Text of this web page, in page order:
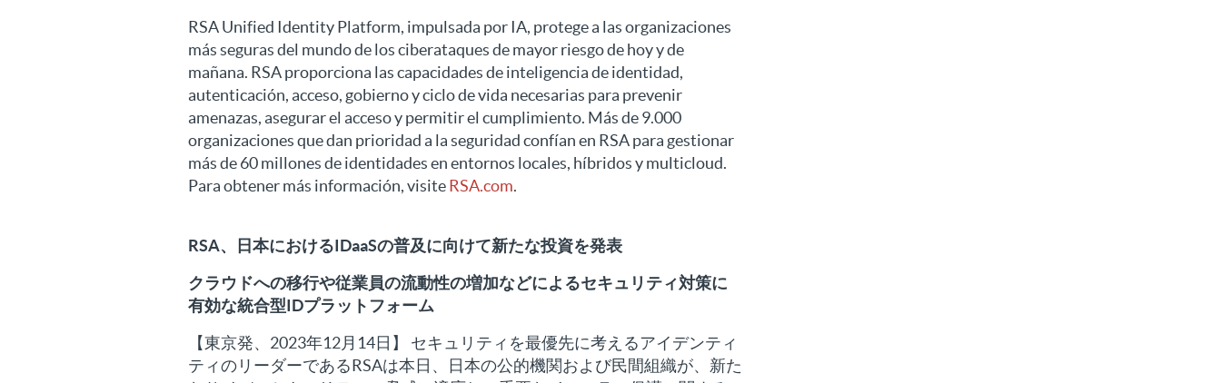
RSA Unified Identity Platform, impulsada por IA, protege a las organizaciones
más seguras del mundo de los ciberataques de mayor riesgo de hoy y de
mañana. RSA proporciona las capacidades de inteligencia de identidad,
autenticación, acceso, gobierno y ciclo de vida necesarias para prevenir
amenazas, asegurar el acceso y permitir el cumplimiento. Más de 9.000
organizaciones que dan prioridad a la seguridad confían en RSA para gestionar
más de 60 millones de identidades en entornos locales, híbridos y multicloud.
Para obtener más información, visiteRSA.com.
RSA、日本におけるIDaaSの普及に向けて新たな投資を発表
クラウドへの移行や従業員の流動性の増加などによるセキュリティ対策に
有効な統合型IDプラットフォーム
【東京発、2023年12月14日】 セキュリティを最優先に考えるアイデンティ
ティのリーダーであるRSAは本日、日本の公的機関および民間組織が、新た